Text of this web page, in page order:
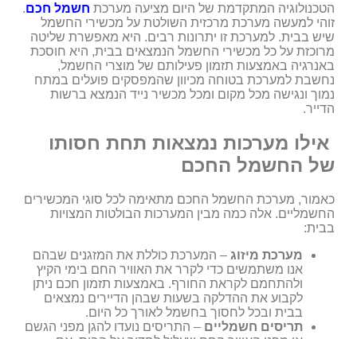
הטכנולוגיה המתקדמת של היום מציעה מערכת חשמל חכם.
זוהי למעשה מערכת מרכזית השולטת על מכשירי החשמל
שיש בבית. למערכת זו יתרונות רבים. היא מאפשרת שליטה
מרוכזת על כל מכשירי החשמל הנמצאים בבית, היא חוסכת
באנרגיה באמצעות תזמון פעילותם של מוצרי החשמל,
נחשבת למערכת בטוחה מכיוון שהמפסקים פועלים במתח
נמוך ונגישה מכל מקום ומכל מכשיר נייד הנמצא ברשות
הדייר.
אילו מערכות נמצאות תחת חסותו
של החשמל החכם
כאמור, מערכת החשמל החכם מתאימה לכל סוגי המכשירים
החשמליים. אלה כמה מבין המערכות הבולטות המצויות
בבית:
מערכת מיזוג – המערכת כוללת את המזגנים שבהם
אנו משתמשים כדי לקרר את האוויר החם בימי הקיץ
ולהתחמם לקראת החורף. באמצעות תזמון חכם ניתן
לקבוע את ההדלקה בשעות שבהן הדיירים נמצאים
בבית ובכל לחסוך בחשמל לאורך כל היום.
תריסים חשמליים – התריסים נועדו להגן מפני הגשם